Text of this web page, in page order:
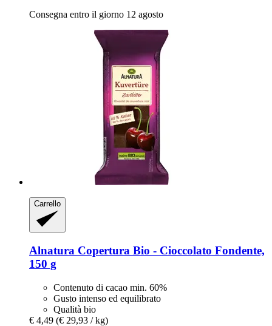
Consegna entro il giorno 12 agosto
Carrello
Alnatura Copertura Bio -​ Cioccolato Fondente,
150 g
Contenuto di cacao min. 60%
Gusto intenso ed equilibrato
Qualità bio
€ 4,49 (€ 29,93 / kg)